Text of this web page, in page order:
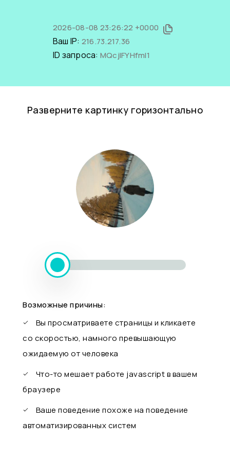
2026-08-08 23:26:22 +0000
Ваш IP: 216.73.217.36
ID запроса: MQcjIFYHfmI1
Разверните картинку горизонтально
Возможные причины:
Вы просматриваете страницы и кликаете
со скоростью, намного превышающую
ожидаемую от человека
Что-то мешает работе javascript в вашем
браузере
Ваше поведение похоже на поведение
автоматизированных систем